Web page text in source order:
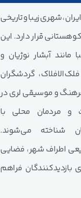
شهری زیبا و تاریخی
قرار دارد. این
مانند آبشار نوژیان و
گردشگران
و موسیقی لری در
و مردمان محلی با
شناخته می‌شوند.
اطراف شهر، فضایی
بازدیدکنندگان فراهم